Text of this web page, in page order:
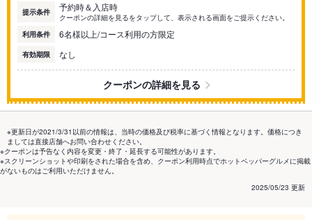
提示条件 予約時＆入店時
クーポンの詳細を見るをタップして、表示される画面をご提示ください。
利用条件
6名様以上/コース利用の方限定
有効期限 なし
クーポンの詳細を見る
※更新日が2021/3/31以前の情報は、当時の価格及び税率に基づく情報となります。価格につき
ましては直接店舗へお問い合わせください。
※クーポンは予告なく内容を変更・終了・延長する可能性があります。
※スクリーンショットや印刷をされた場合を含め、クーポン利用時点でホットペッパーグルメに掲載
がないものはご利用いただけません。
2025/05/23 更新